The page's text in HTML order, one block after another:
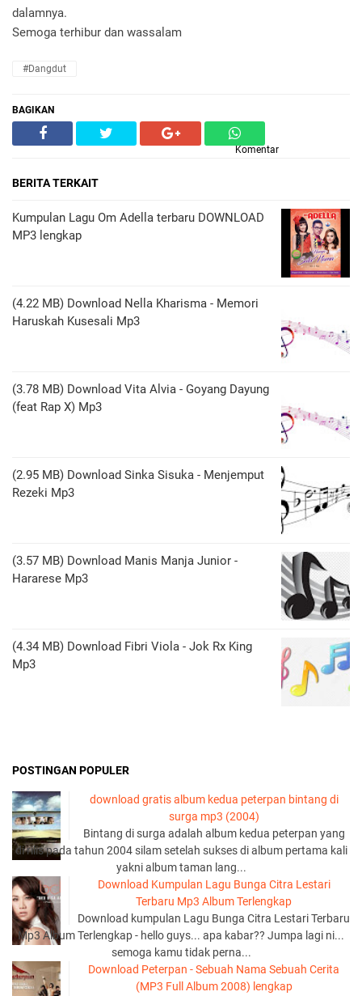
dalamnya.
Semoga terhibur dan wassalam
#Dangdut
BAGIKAN
Komentar
BERITA TERKAIT
Kumpulan Lagu Om Adella terbaru DOWNLOAD
MP3 lengkap
(4.22 MB) Download Nella Kharisma - Memori
Haruskah Kusesali Mp3
(3.78 MB) Download Vita Alvia - Goyang Dayung
(feat Rap X) Mp3
(2.95 MB) Download Sinka Sisuka - Menjemput
Rezeki Mp3
(3.57 MB) Download Manis Manja Junior -
Hararese Mp3
(4.34 MB) Download Fibri Viola - Jok Rx King
Mp3
POSTINGAN POPULER
download gratis album kedua peterpan bintang di
surga mp3 (2004)
Bintang di surga adalah album kedua peterpan yang
di rilis pada tahun 2004 silam setelah sukses di album pertama kali
yakni album taman lang...
Download Kumpulan Lagu Bunga Citra Lestari
Terbaru Mp3 Album Terlengkap
Download kumpulan Lagu Bunga Citra Lestari Terbaru
Mp3 Album Terlengkap - hello guys... apa kabar?? Jumpa lagi ni...
semoga kamu tidak perna...
Download Peterpan - Sebuah Nama Sebuah Cerita
(MP3 Full Album 2008) lengkap